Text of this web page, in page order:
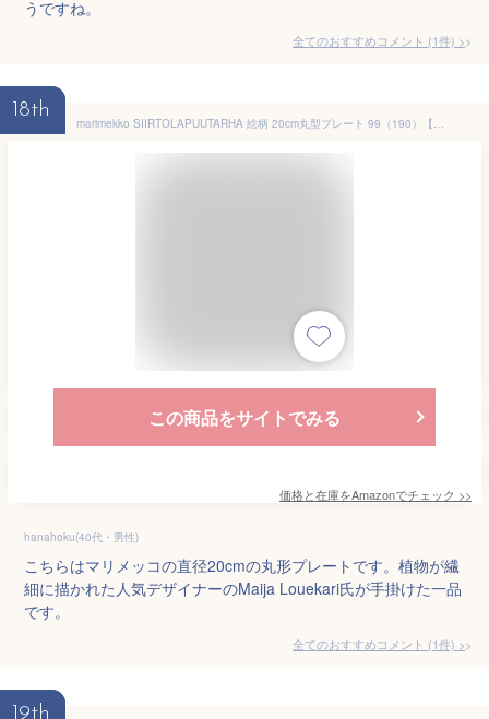
うですね。
全てのおすすめコメント (1件) >
18th
marimekko SIIRTOLAPUUTARHA 絵柄 20cm丸型プレート 99（190）【68422】マリメッコ シイルトラプータルハ
この商品をサイトでみる
価格と在庫をAmazonでチェック >>
hanahoku(40代・男性)
こちらはマリメッコの直径20cmの丸形プレートです。植物が繊
細に描かれた人気デザイナーのMaija Louekari氏が手掛けた一品
です。
全てのおすすめコメント (1件) >
19th